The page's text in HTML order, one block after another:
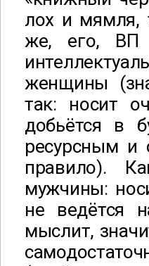
лох и мямля,
же, его, ВП
женщины
так: носит
добьётся в
ресурсным и
правило).
мужчины:
не ведётся
мыслит,